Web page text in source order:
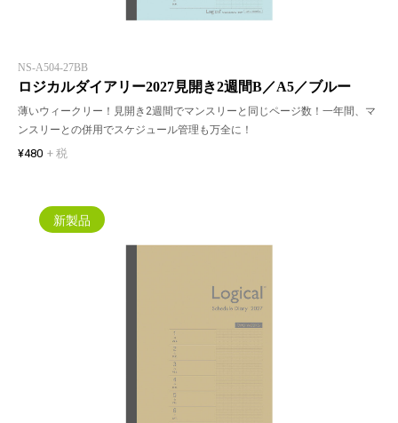
NS-A504-27BB
ロジカルダイアリー2027見開き2週間B／A5／ブルー
薄いウィークリー！見開き2週間でマンスリーと同じページ数！一年間、マ
ンスリーとの併用でスケジュール管理も万全に！
¥480 + 税
新製品